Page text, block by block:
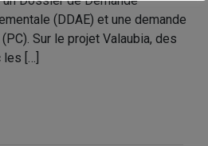
(DDAE) et une demande
Sur le projet Valaubia, des
[…]